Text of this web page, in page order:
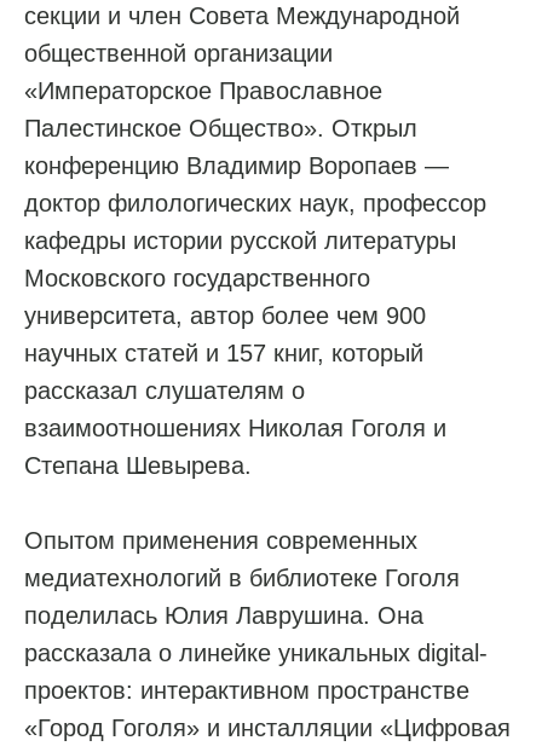
секции и член Совета Международной
общественной организации
«Императорское Православное
Палестинское Общество». Открыл
конференцию Владимир Воропаев —
доктор филологических наук, профессор
кафедры истории русской литературы
Московского государственного
университета, автор более чем 900
научных статей и 157 книг, который
рассказал слушателям о
взаимоотношениях Николая Гоголя и
Степана Шевырева.
Опытом применения современных
медиатехнологий в библиотеке Гоголя
поделилась Юлия Лаврушина. Она
рассказала о линейке уникальных digital-
проектов: интерактивном пространстве
«Город Гоголя» и инсталляции «Цифровая